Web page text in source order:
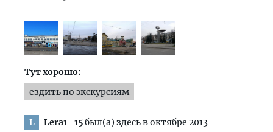
Тут хорошо:
ездить по экскурсиям
L Lera1_15был(а) здесь в октябре 2013